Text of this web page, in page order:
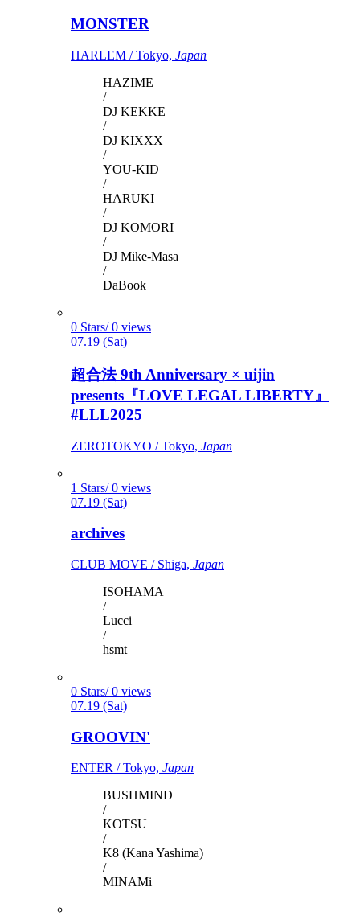
MONSTER
HARLEM / Tokyo, Japan
HAZIME
/
DJ KEKKE
/
DJ KIXXX
/
YOU-KID
/
HARUKI
/
DJ KOMORI
/
DJ Mike-Masa
/
DaBook
0 Stars/ 0 views
07.19 (Sat)
超合法 9th Anniversary × uijin
presents『LOVE LEGAL LIBERTY』
#LLL2025
ZEROTOKYO / Tokyo, Japan
1 Stars/ 0 views
07.19 (Sat)
archives
CLUB MOVE / Shiga, Japan
ISOHAMA
/
Lucci
/
hsmt
0 Stars/ 0 views
07.19 (Sat)
GROOVIN'
ENTER / Tokyo, Japan
BUSHMIND
/
KOTSU
/
K8 (Kana Yashima)
/
MINAMi